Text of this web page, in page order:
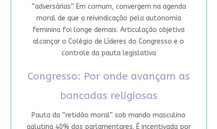
“adversárias”. Em comum, convergem na agenda
moral de que a reivindicação pela autonomia
feminina foi longe demais. Articulação objetiva
alcançar o Colégio de Líderes do Congresso e o
controle da pauta legislativa
Congresso: Por onde avançam as
bancadas religiosas
Pauta da “retidão moral” sob mando masculino
aglutina 40% dos parlamentares. É incentivada por